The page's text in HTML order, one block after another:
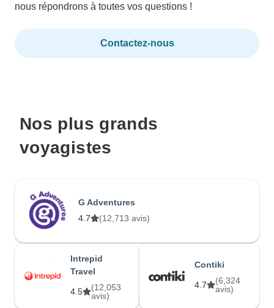
nous répondrons à toutes vos questions !
Contactez-nous
Nos plus grands
voyagistes
G Adventures
4.7
(12,713 avis)
Intrepid
Travel
4.5
(12,053
avis)
Contiki
4.7
(6,324
avis)